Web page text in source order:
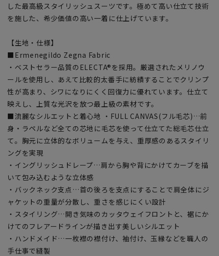
した最高級スタイリッシュスーツです。極めて高い仕立て技術
を施した、希少価値の高い一着に仕上げています。
【生地・仕様】
■Ermenegildo Zegna Fabric
・ベストセラー品質のELECTA®を採用。厳選されたメリノウ
ールを使用し、あえて比較的太番手に紡績することでクリンプ
性が高まり、シワになりにくく回復力に優れています。仕立て
映えし、上質な光沢を放つ最上級の素材です。
■流麗なシルエットと着心地 ・FULL CANVAS(フル毛芯)…前
身・ラペルなど全ての芯地に毛芯を使って仕立てた総毛芯仕立
て。胸元に立体的なボリュームを与え、重厚感のあるスタイリ
ングを実現
・イングリッシュドレープ…肩から胸や背にかけてカーブを描
いて包み込むような立体感
・バックネック支点…首の後ろを支点にすることで肩全体にジ
ャケットの重量が分散し、重さを感じにくい設計
・スタイリング…開き気味のカッタウェイフロントと、裾にか
けてのフレアードラインが描き出す美しいシルエット
・ハンドメイド…一枚襟の襟付け、袖付け、玉縁などを職人の
手仕事で縫製